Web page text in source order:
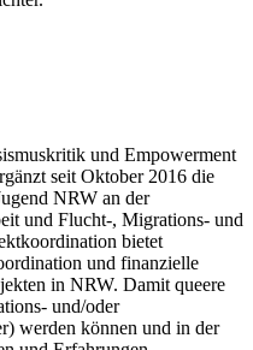
und Empowerment
seit Oktober 2016 die
NRW an der
und Flucht-, Migrations- und
bietet
und finanzielle
in NRW. Damit queere
und/oder
werden können und in der